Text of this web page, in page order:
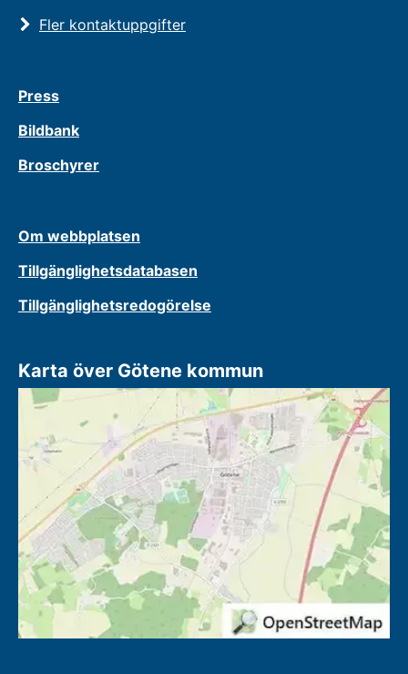
Fler kontaktuppgifter
Press
Bildbank
Broschyrer
Om webbplatsen
Tillgänglighetsdatabasen
Tillgänglighetsredogörelse
Karta över Götene kommun